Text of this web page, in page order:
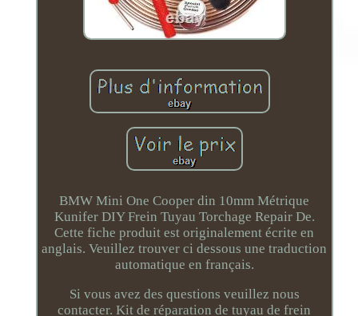
BMW Mini One Cooper din 10mm Métrique
Kunifer DIY Frein Tuyau Torchage Repair De.
Cette fiche produit est originalement écrite en
anglais. Veuillez trouver ci dessous une traduction
automatique en français.
Si vous avez des questions veuillez nous
contacter. Kit de réparation de tuyau de frein